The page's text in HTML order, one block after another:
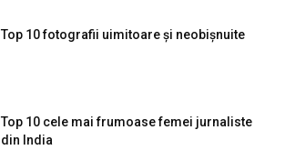
Top 10 fotografii uimitoare și neobișnuite
Top 10 cele mai frumoase femei jurnaliste
din India